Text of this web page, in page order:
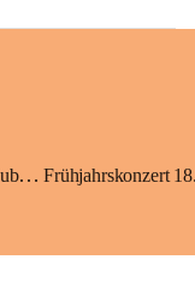
150 Jahre Freiwillige Feuerwehr Paternion – Jubiläumsfest Frühjahrskonzert